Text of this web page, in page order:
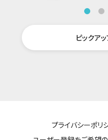
ピックア
プライバシーポリ